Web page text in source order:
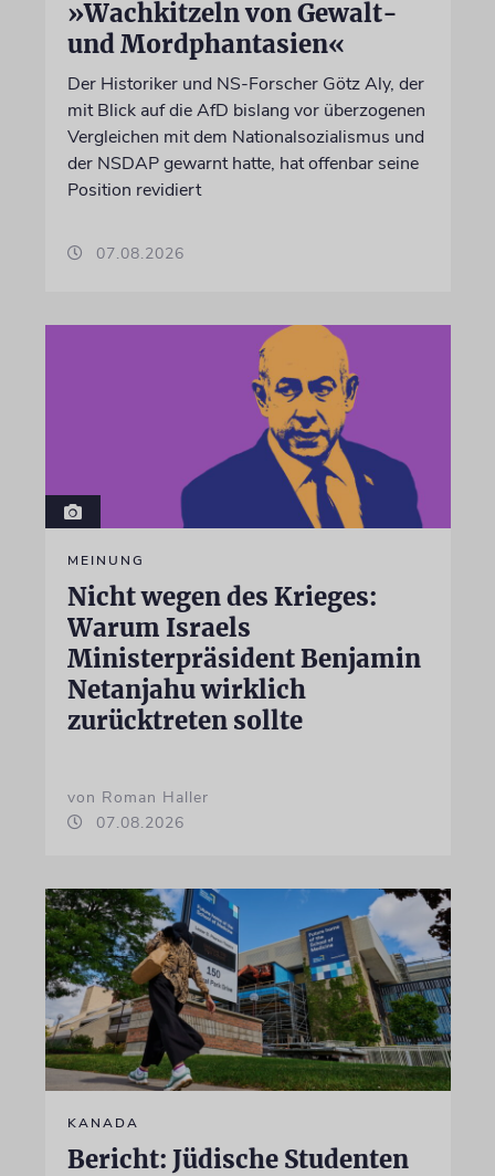
»Wachkitzeln von Gewalt-
und Mordphantasien«
Der Historiker und NS-Forscher Götz Aly, der
mit Blick auf die AfD bislang vor überzogenen
Vergleichen mit dem Nationalsozialismus und
der NSDAP gewarnt hatte, hat offenbar seine
Position revidiert
07.08.2026
MEINUNG
Nicht wegen des Krieges:
Warum Israels
Ministerpräsident Benjamin
Netanjahu wirklich
zurücktreten sollte
von Roman Haller
07.08.2026
KANADA
Bericht: Jüdische Studenten